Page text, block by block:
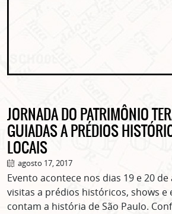
JORNADA DO PATRIMÔNIO
GUIADAS A PRÉDIOS
LOCAIS
agosto 17, 2017
Evento acontece nos dias 19 e 20
visitas a prédios históricos, shows e
contam a história de São Paulo.